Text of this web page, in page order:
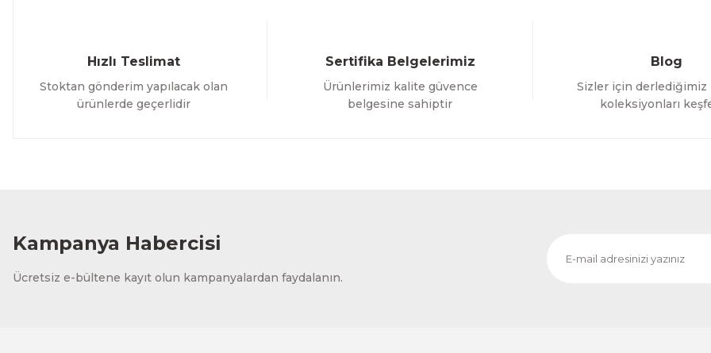
Hızlı Teslimat
Stoktan gönderim yapılacak olan
ürünlerde geçerlidir
Sertifika Belgelerimiz
Ürünlerimiz kalite güvence
belgesine sahiptir
Blog
Sizler için
koleksiyonları
Kampanya Habercisi
Ücretsiz e-bültene kayıt olun kampanyalardan faydalanın.